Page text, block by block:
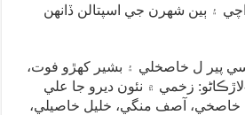
۽ ٻين شهرن جي اسپتالن ڏانهن
پير ل خاصخلي ۽ بشير کهڙو فوت،
زخمي ۾ نئون ديرو جا علي
خاصخي، آصف منگي، خليل خاصيلي،